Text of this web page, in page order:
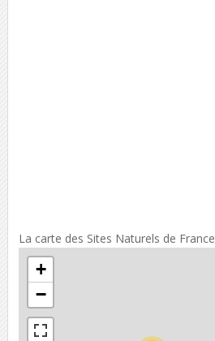
La carte des Sites Naturels de France
+
−